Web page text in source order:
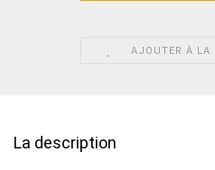
AJOUTER À LA
La description